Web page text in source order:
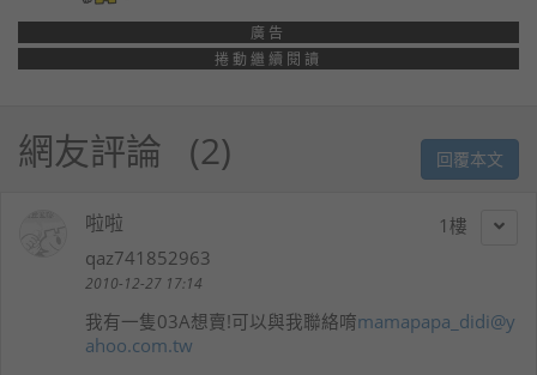
廣告
捲動繼續閱讀
網友評論 2 回覆本文
1
啦啦
qaz741852963
2010-12-27 17:14
我有一隻03A想賣!可以與我聯絡唷mamapapa_didi@y
ahoo.com.tw